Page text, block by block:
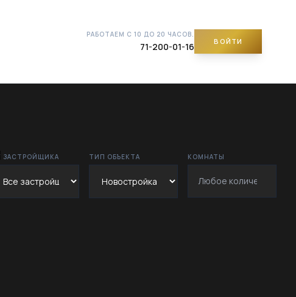
РАБОТАЕМ С 10 ДО 20 ЧАСОВ.
71-200-01-16 ВОЙТИ
ЗАСТРОЙЩИКА ТИП ОБЪЕКТА КОМНАТЫ